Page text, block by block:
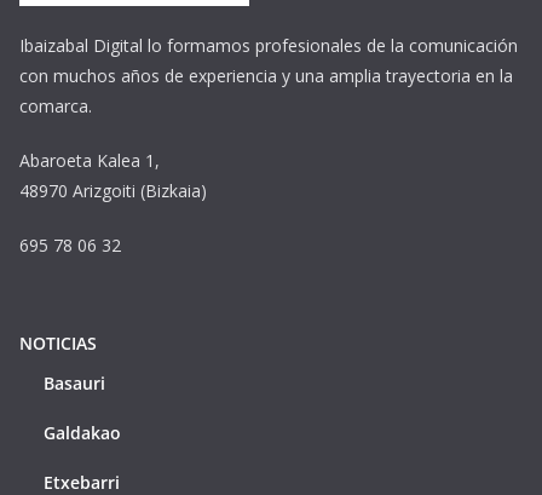
Ibaizabal Digital lo formamos profesionales de la comunicación
con muchos años de experiencia y una amplia trayectoria en la
comarca.
Abaroeta Kalea 1,
48970 Arizgoiti (Bizkaia)
695 78 06 32
NOTICIAS
Basauri
Galdakao
Etxebarri